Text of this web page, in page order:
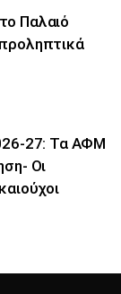
Παλαιό
27: Τα ΑΦΜ
Οι